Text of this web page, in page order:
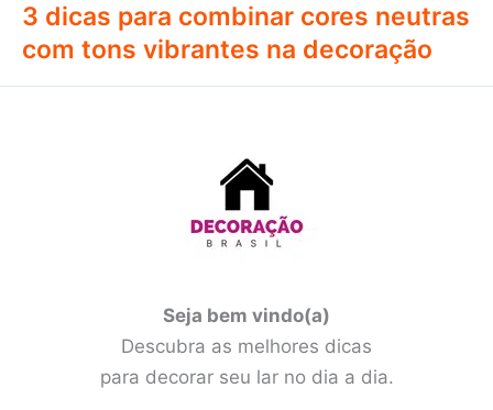
3 dicas para combinar cores neutras
com tons vibrantes na decoração
Seja bem vindo(a)
Descubra as melhores dicas
para decorar seu lar no dia a dia.